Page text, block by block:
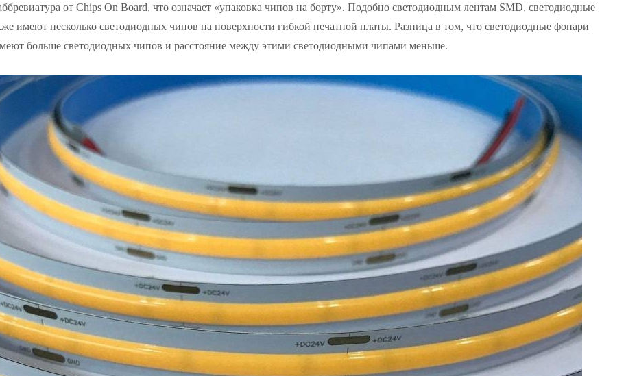
от Chips On Board, что означает «упаковка чипов на борту». Подобно светодиодным лентам SMD, светодиодные
имеют несколько светодиодных чипов на поверхности гибкой печатной платы. Разница в том, что светодиодные фонари
больше светодиодных чипов и расстояние между этими светодиодными чипами меньше.